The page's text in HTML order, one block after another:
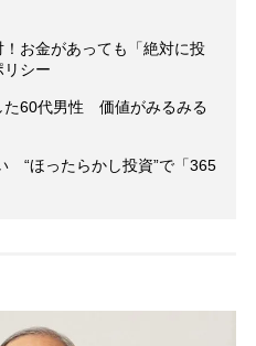
！お金があっても「絶対に投
リシー
た60代男性 価値がみるみる
“ほったらかし投資”で「365